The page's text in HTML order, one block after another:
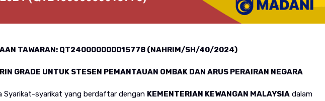
TAWARAN: QT240000000015778 ( NAHRIM/SH/40/2024)
GRADE UNTUK STESEN PEMANTAUAN OMBAK DAN ARUS PERAIRAN NEGARA
Syarikat-syarikat yang berdaftar dengan KEMENTERIAN KEWANGAN MALAYSIAdalam